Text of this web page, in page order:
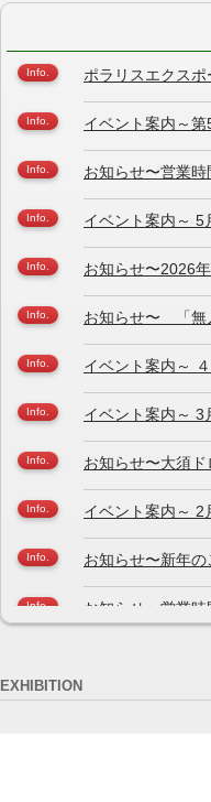
ポラリスエクス
イベント案内～第
お知らせ〜営業
イベント案内～ 5
お知らせ〜2026
お知らせ〜 「無
イベント案内～
イベント案内～
お知らせ〜大須
イベント案内～ 2
お知らせ〜新年の
お知らせ〜営業時
お知らせ～年末
EXHIBITION